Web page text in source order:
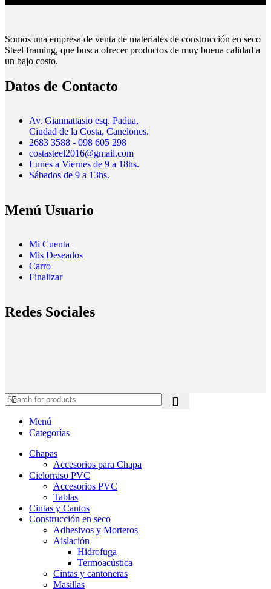
Somos una empresa de venta de materiales de construcción en seco
Steel framing, que busca ofrecer productos de muy buena calidad a
un bajo costo.
Datos de Contacto
Av. Giannattasio esq. Padua,
Ciudad de la Costa, Canelones.
2683 3588 - 098 605 298
costasteel2016@gmail.com
Lunes a Viernes de 9 a 18hs.
Sábados de 9 a 13hs.
Menú Usuario
Mi Cuenta
Mis Deseados
Carro
Finalizar
Redes Sociales
Menú
Categorías
Chapas
Accesorios para Chapa
Cielorraso PVC
Accesorios PVC
Tablas
Cintas y Cantos
Construcción en seco
Adhesivos y Morteros
Aislación
Hidrofuga
Termoacústica
Cintas y cantoneras
Masillas